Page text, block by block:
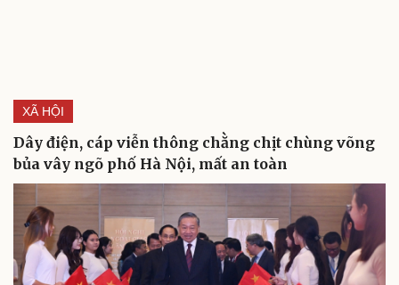
XÃ HỘI
Dây điện, cáp viễn thông chằng chịt chùng võng
bủa vây ngõ phố Hà Nội, mất an toàn